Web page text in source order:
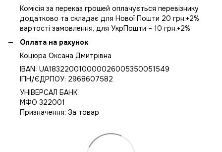
Комісія за переказ грошей оплачується перевізнику
додатково та складає для Нової Пошти 20 грн.+2%
вартості замовлення, для УкрПошти – 10 грн.+2%
Оплата на рахунок
Коцюра Оксана Дмитрівна
IBAN: UA183220010000026005350051549
IПН/ЄДРПОУ: 2968607582
УНІВЕРСАЛ БАНК
МФО 322001
Призначення: За товар